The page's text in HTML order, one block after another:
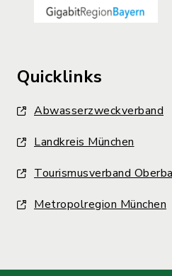
Quicklinks
Abwasserzweckverband
Landkreis München
Tourismusverband
Metropolregion München